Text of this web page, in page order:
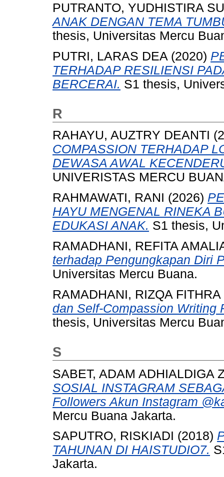
PUTRANTO, YUDHISTIRA
ANAK DENGAN TEMA
thesis, Universitas Mercu
PUTRI, LARAS DEA (2020)
TERHADAP RESILIENSI
BERCERAI. S1 thesis,
R
RAHAYU, AUZTRY DEANTI
COMPASSION TERHADAP
DEWASA AWAL
UNIVERISTAS MERCU
RAHMAWATI, RANI (2026)
HAYU MENGENAL RINEKA
EDUKASI ANAK. S1 thesis,
RAMADHANI, REFITA
terhadap Pengungkapan Diri
Universitas Mercu Buana.
RAMADHANI, RIZQA FITHRA
dan Self-Compassion Writing
thesis, Universitas Mercu
S
SABET, ADAM ADHIALDIGA
SOSIAL INSTAGRAM
Followers Akun Instagram
Mercu Buana Jakarta.
SAPUTRO, RISKIADI (2018)
TAHUNAN DI HAISTUDIO7.
Jakarta.